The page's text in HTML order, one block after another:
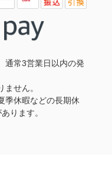
通常3営業日以内の発
せん。
季休暇などの長期休
ります。